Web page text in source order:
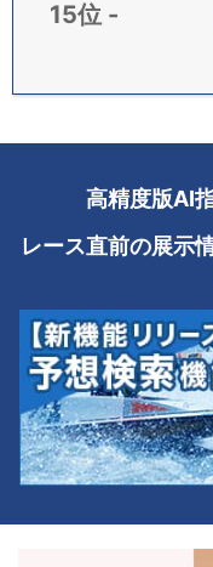
高精度版AI
レース直前の展示